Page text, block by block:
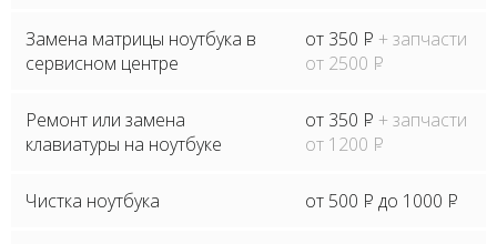
Замена матрицы ноутбука в
сервисном центре
от 350 P + запчасти
от 2500 P
Ремонт или замена
клавиатуры на ноутбуке
от 350 P + запчасти
от 1200 P
Чистка ноутбука от 500 P до 1000 P